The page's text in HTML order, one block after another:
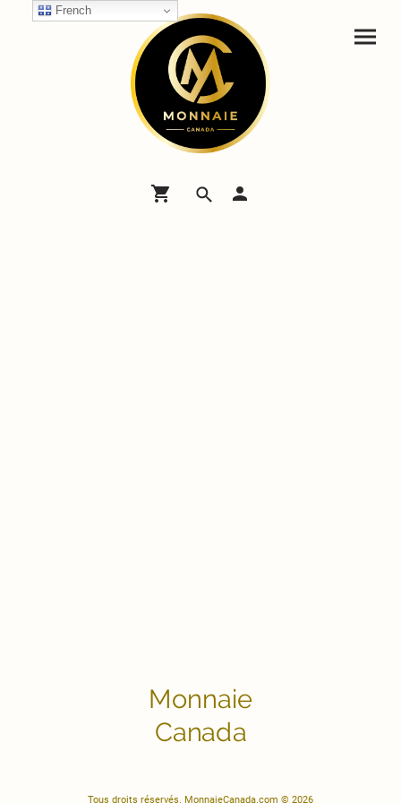
Monnaie
Canada
Tous droits réservés. MonnaieCanada.com © 2026
French